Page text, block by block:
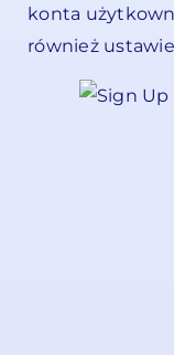
konta
również